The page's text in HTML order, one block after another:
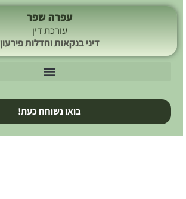
עפרה שפר
עורכת דין
דיני בנקאות וחדלות פירעון
בואו נשוחח כעת!